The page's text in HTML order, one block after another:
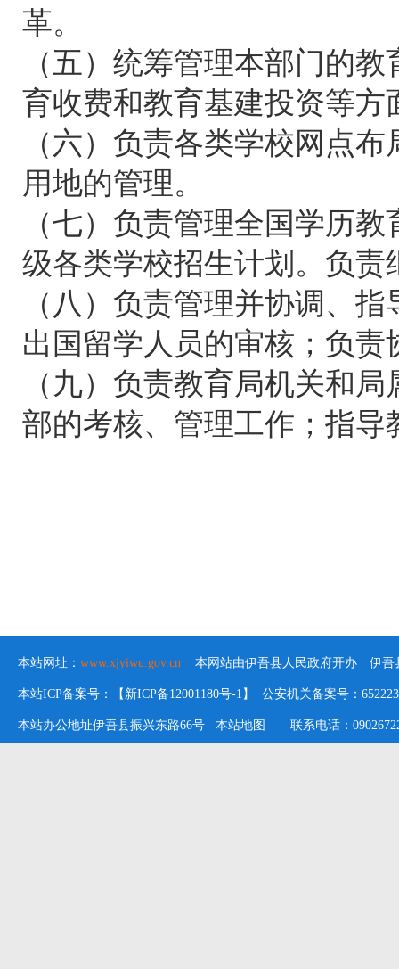
革。
（五）统筹管理本部门的
育收费和教育基建投资等方
（六）负责各类学校网点
用地的管理。
（七）负责管理全国学历
级各类学校招生计划。负
（八）负责管理并协调、
出国留学人员的审核；负
（九）负责教育局机关和
部的考核、管理工作；指
本站网址： www.xjyiwu.gov.cn 本网站由伊吾县人民政府开办 伊吾
本站ICP备案号：【新ICP备12001180号-1】 公安机关备案号：
本站办公地址伊吾县振兴东路66号 本站地图 联系电话：